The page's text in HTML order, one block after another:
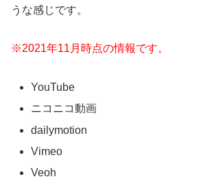
うな感じです。
※2021年11月時点の情報です。
YouTube
ニコニコ動画
dailymotion
Vimeo
Veoh